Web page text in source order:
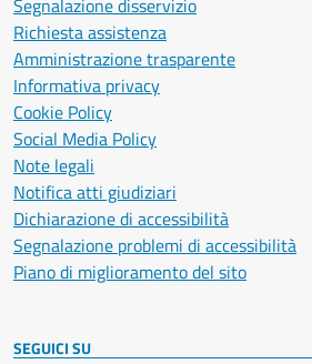
Segnalazione disservizio
Richiesta assistenza
Amministrazione trasparente
Informativa privacy
Cookie Policy
Social Media Policy
Note legali
Notifica atti giudiziari
Dichiarazione di accessibilità
Segnalazione problemi di accessibilità
Piano di miglioramento del sito
SEGUICI SU